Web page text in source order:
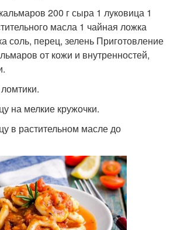
200 г сыра 1 луковица 1
масла 1 чайная ложка
соль, перец, зелень Приготовление
от кожи и внутренностей,
на мелкие кружочки.
в растительном масле до